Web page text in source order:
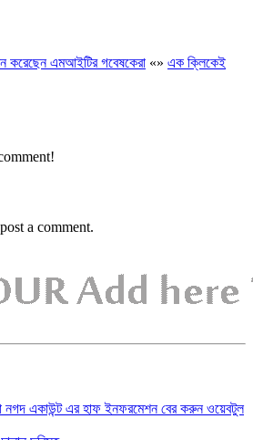
করেছেন এমআইটির গবেষকেরা «» এক ক্লিকেই
a comment.
নগদ একাউন্ট এর হাফ ইনফরমেশন বের করুন ওয়েবটুল